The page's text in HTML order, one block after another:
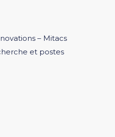
– Mitacs
et postes